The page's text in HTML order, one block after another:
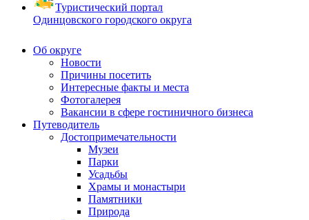
Туристический портал
Одинцовского городского округа
Об округе
Новости
Причины посетить
Интересные факты и места
Фотогалерея
Вакансии в сфере гостиничного бизнеса
Путеводитель
Достопримечательности
Музеи
Парки
Усадьбы
Храмы и монастыри
Памятники
Природа